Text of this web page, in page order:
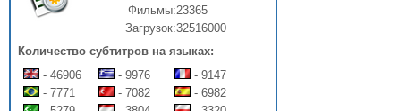
Фильмы:23365
Загрузок:32516000
Количество субтитров на языках:
- 46906
- 9976
- 9147
- 7771
- 7082
- 6982